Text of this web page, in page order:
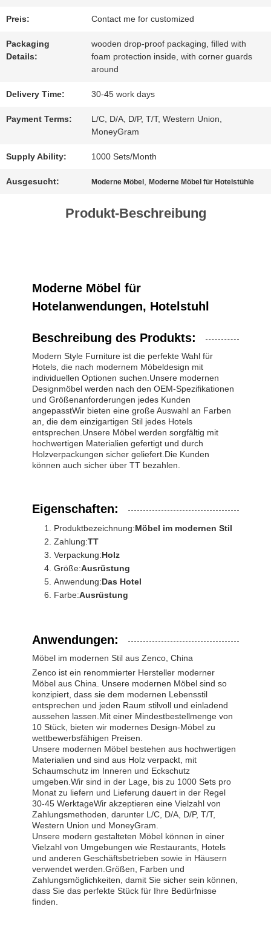
BITTE
UM
SITEMAP
BESTIMMUNGEN
Preis: Contact me for customized
Packaging
Details:
wooden drop-proof packaging, filled with
foam protection inside, with corner guards
around
Delivery Time: 30-45 work days
Payment Terms:
L/C, D/A, D/P, T/T, Western Union,
MoneyGram
Supply Ability: 1000 Sets/Month
Ausgesucht: Moderne Möbel ,Moderne Möbel für Hotelstühle
Produkt-Beschreibung
Moderne Möbel für
Hotelanwendungen, Hotelstuhl
Beschreibung des Produkts:
Modern Style Furniture ist die perfekte Wahl für
Hotels, die nach modernem Möbeldesign mit
individuellen Optionen suchen.Unsere modernen
Designmöbel werden nach den OEM-Spezifikationen
und Größenanforderungen jedes Kunden
angepasstWir bieten eine große Auswahl an Farben
an, die dem einzigartigen Stil jedes Hotels
entsprechen.Unsere Möbel werden sorgfältig mit
hochwertigen Materialien gefertigt und durch
Holzverpackungen sicher geliefert.Die Kunden
können auch sicher über TT bezahlen.
Eigenschaften:
Produktbezeichnung:Möbel im modernen Stil
Zahlung:TT
Verpackung:Holz
Größe:Ausrüstung
Anwendung:Das Hotel
Farbe:Ausrüstung
Anwendungen:
Möbel im modernen Stil aus Zenco, China
Zenco ist ein renommierter Hersteller moderner
Möbel aus China. Unsere modernen Möbel sind so
konzipiert, dass sie dem modernen Lebensstil
entsprechen und jeden Raum stilvoll und einladend
aussehen lassen.Mit einer Mindestbestellmenge von
10 Stück, bieten wir modernes Design-Möbel zu
wettbewerbsfähigen Preisen.
Unsere modernen Möbel bestehen aus hochwertigen
Materialien und sind aus Holz verpackt, mit
Schaumschutz im Inneren und Eckschutz
umgeben.Wir sind in der Lage, bis zu 1000 Sets pro
Monat zu liefern und Lieferung dauert in der Regel
30-45 WerktageWir akzeptieren eine Vielzahl von
Zahlungsmethoden, darunter L/C, D/A, D/P, T/T,
Western Union und MoneyGram.
Unsere modern gestalteten Möbel können in einer
Vielzahl von Umgebungen wie Restaurants, Hotels
und anderen Geschäftsbetrieben sowie in Häusern
verwendet werden.Größen, Farben und
Zahlungsmöglichkeiten, damit Sie sicher sein können,
dass Sie das perfekte Stück für Ihre Bedürfnisse
finden.